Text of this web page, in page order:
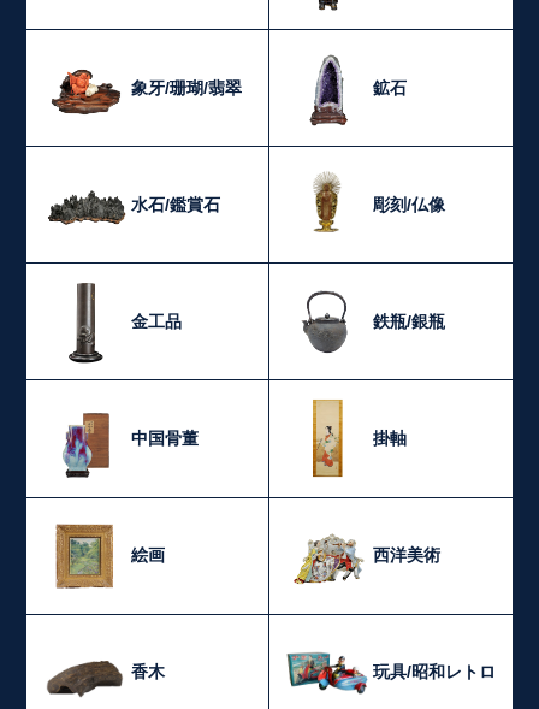
象牙/珊瑚/翡翠 鉱石
水石/鑑賞石 彫刻/仏像
金工品 鉄瓶/銀瓶
中国骨董 掛軸
絵画 西洋美術
香木 玩具/昭和レトロ